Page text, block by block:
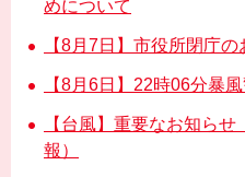
めについて
【8月7日】市役所閉庁
【8月6日】22時06分暴
【台風】重要なお知ら
報）